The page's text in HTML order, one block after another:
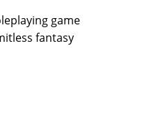
game
fantasy